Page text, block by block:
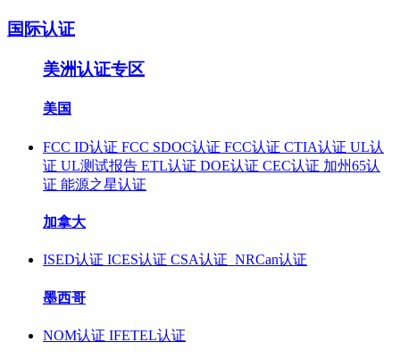
国际认证
美洲认证专区
美国
FCC ID认证 FCC SDOC认证 FCC认证 CTIA认证 UL认
证 UL测试报告 ETL认证 DOE认证 CEC认证 加州65认
证 能源之星认证
加拿大
ISED认证 ICES认证 CSA认证 NRCan认证
墨西哥
NOM认证 IFETEL认证